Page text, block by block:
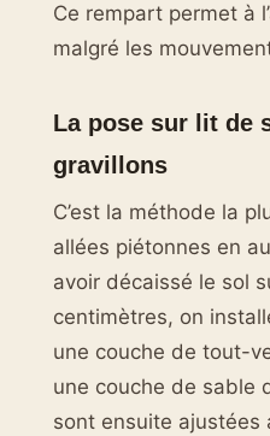
Ce rempart permet à
malgré les
La pose sur lit de
gravillons
C’est la méthode la
allées piétonnes en
avoir décaissé le sol
centimètres, on
une couche de tout-
une couche de sable
sont ensuite ajustées